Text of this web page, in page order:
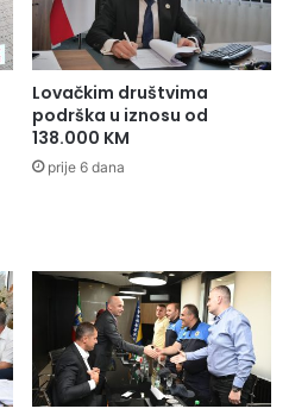
Lovačkim društvima
podrška u iznosu od
138.000 KM
prije 6 dana